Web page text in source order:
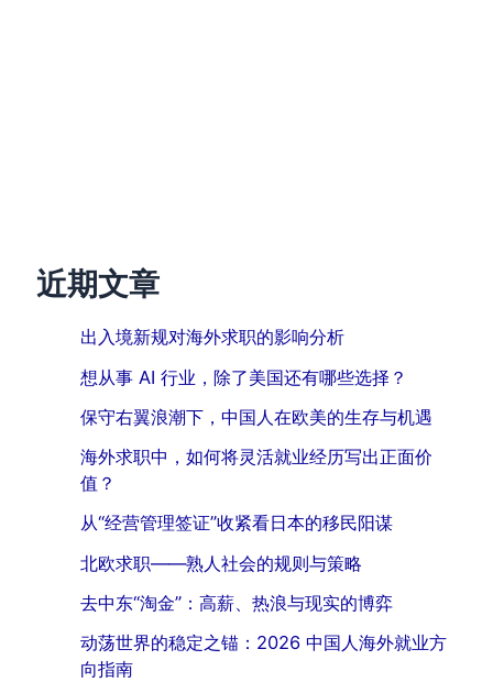
近期文章
出入境新规对海外求职的影响分析
想从事 AI 行业，除了美国还有哪些选择？
保守右翼浪潮下，中国人在欧美的生存与机遇
海外求职中，如何将灵活就业经历写出正面价
值？
从“经营管理签证”收紧看日本的移民阳谋
北欧求职——熟人社会的规则与策略
去中东“淘金”：高薪、热浪与现实的博弈
动荡世界的稳定之锚：2026 中国人海外就业方
向指南